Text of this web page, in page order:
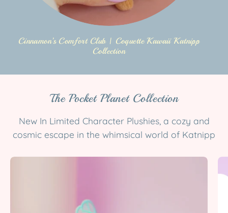
Cinnamon’s Comfort Club | Coquette Kawaii Katnipp
Collection
The Pocket Planet Collection
New In Limited Character Plushies, a cozy and
cosmic escape in the whimsical world of Katnipp